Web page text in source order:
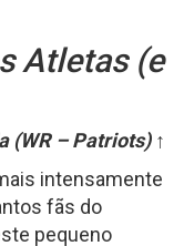
Atletas (e
(WR – Patriots) ↑
intensamente
fãs do
pequeno